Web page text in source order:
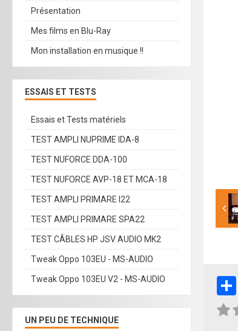
Présentation
Mes films en Blu-Ray
Mon installation en musique !!
ESSAIS ET TESTS
Essais et Tests matériels
TEST AMPLI NUPRIME IDA-8
TEST NUFORCE DDA-100
TEST NUFORCE AVP-18 ET MCA-18
TEST AMPLI PRIMARE I22
TEST AMPLI PRIMARE SPA22
TEST CÂBLES HP JSV AUDIO MK2
Tweak Oppo 103EU - MS-AUDIO
Tweak Oppo 103EU V2 - MS-AUDIO
UN PEU DE TECHNIQUE